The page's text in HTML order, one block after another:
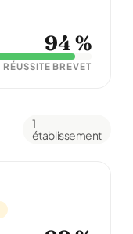
94 %
RÉUSSITE BREVET
1
établissement